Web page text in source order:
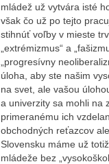
mládež už vytvára isté
však čo už po tejto
stihnúť voľby v mieste
„extrémizmus“ a
„progresívny
úloha, aby ste našim
na svet, ale vašou
a univerzity sa mohli na
primeranému ich
obchodných reťazcov
Slovensku máme už
mládeže bez